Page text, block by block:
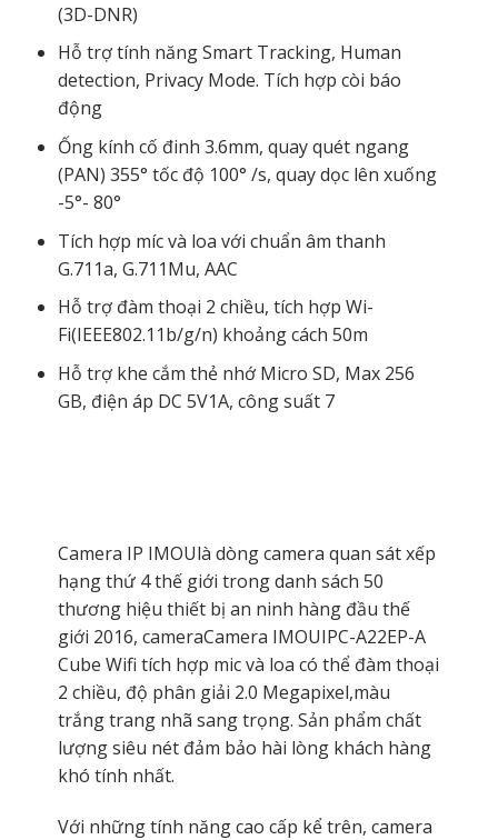
(3D-DNR)
Hỗ trợ tính năng Smart Tracking, Human
detection, Privacy Mode. Tích hợp còi báo
động
Ống kính cố đinh 3.6mm, quay quét ngang
(PAN) 355° tốc độ 100° /s, quay dọc lên xuống
-5°- 80°
Tích hợp míc và loa với chuẩn âm thanh
G.711a, G.711Mu, AAC
Hỗ trợ đàm thoại 2 chiều, tích hợp Wi-
Fi(IEEE802.11b/g/n) khoảng cách 50m
Hỗ trợ khe cắm thẻ nhớ Micro SD, Max 256
GB, điện áp DC 5V1A, công suất 7
Camera IP IMOUlà dòng camera quan sát xếp
hạng thứ 4 thế giới trong danh sách 50
thương hiệu thiết bị an ninh hàng đầu thế
giới 2016, cameraCamera IMOUIPC-A22EP-A
Cube Wifi tích hợp mic và loa có thể đàm thoại
2 chiều, độ phân giải 2.0 Megapixel,màu
trắng trang nhã sang trọng. Sản phẩm chất
lượng siêu nét đảm bảo hài lòng khách hàng
khó tính nhất.
Với những tính năng cao cấp kể trên, camera